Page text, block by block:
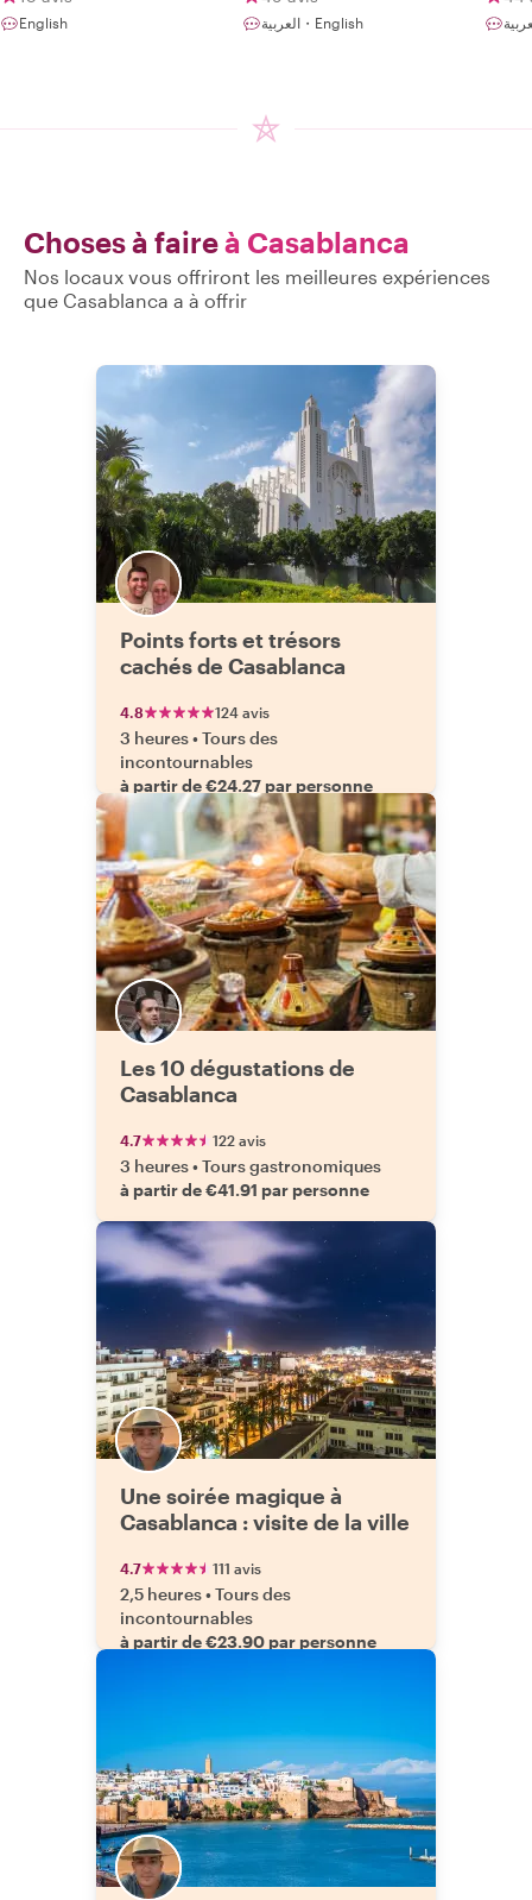
English العربية・English
Choses à faireà Casablanca
Nos locaux vous offriront les meilleures expériences
que Casablanca a à offrir
Points forts et trésors
cachés de Casablanca
4.8 124 avis
3 heures•Tours des
incontournables
à partir de €24.27 par personne
Les 10 dégustations de
Casablanca
4.7 122 avis
3 heures•Tours gastronomiques
à partir de €41.91 par personne
Une soirée magique à
Casablanca : visite de la ville
4.7 111 avis
2,5 heures•Tours des
incontournables
à partir de €23.90 par personne